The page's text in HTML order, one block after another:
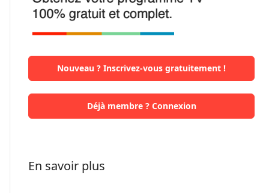
Nouveau ? Inscrivez-vous gratuitement !
Déjà membre ? Connexion
En savoir plus